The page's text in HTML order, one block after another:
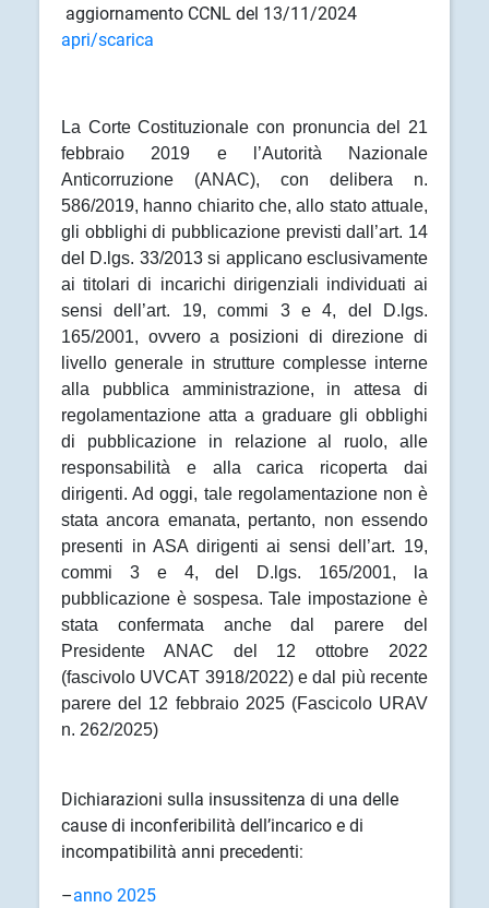
aggiornamento CCNL del 13/11/2024
apri/scarica
La Corte Costituzionale con pronuncia del 21
febbraio 2019 e l’Autorità Nazionale
Anticorruzione (ANAC), con delibera n.
586/2019, hanno chiarito che, allo stato attuale,
gli obblighi di pubblicazione previsti dall’art. 14
del D.lgs. 33/2013 si applicano esclusivamente
ai titolari di incarichi dirigenziali individuati ai
sensi dell’art. 19, commi 3 e 4, del D.lgs.
165/2001, ovvero a posizioni di direzione di
livello generale in strutture complesse interne
alla pubblica amministrazione, in attesa di
regolamentazione atta a graduare gli obblighi
di pubblicazione in relazione al ruolo, alle
responsabilità e alla carica ricoperta dai
dirigenti. Ad oggi, tale regolamentazione non è
stata ancora emanata, pertanto, non essendo
presenti in ASA dirigenti ai sensi dell’art. 19,
commi 3 e 4, del D.lgs. 165/2001, la
pubblicazione è sospesa. Tale impostazione è
stata confermata anche dal parere del
Presidente ANAC del 12 ottobre 2022
(fascivolo UVCAT 3918/2022) e dal più recente
parere del 12 febbraio 2025 (Fascicolo URAV
n. 262/2025)
Dichiarazioni sulla insussitenza di una delle
cause di inconferibilità dell’incarico e di
incompatibilità anni precedenti:
–anno 2025